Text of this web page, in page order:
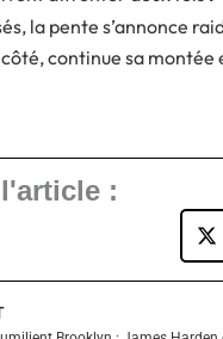
la pente s’annonce
continue sa montée
: